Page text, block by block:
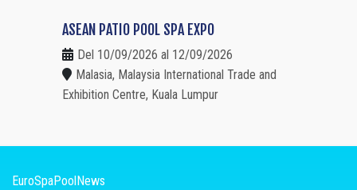
ASEAN PATIO POOL SPA EXPO
Del 10/09/2026 al 12/09/2026
Malasia, Malaysia International Trade and
Exhibition Centre, Kuala Lumpur
EuroSpaPoolNews